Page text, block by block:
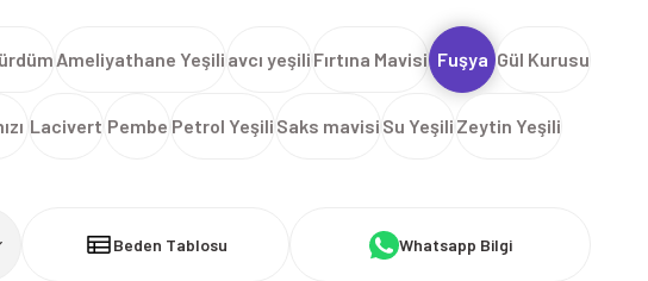
Ameliyathane Yeşili avcı yeşili Fırtına Mavisi Fuşya Gül Kurusu
Lacivert Pembe Petrol Yeşili Saks mavisi Su Yeşili Zeytin Yeşili
Beden Tablosu Whatsapp Bilgi